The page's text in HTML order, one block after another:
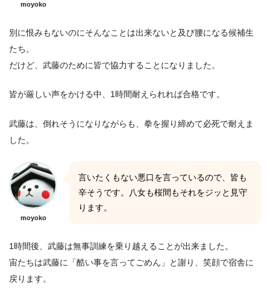
moyoko
別に恨みもないのにそんなことは出来ないと及び腰になる候補生
たち。
だけど、武藤のために皆で協力することになりました。
皆が厳しい声をかける中、1時間耐えられれば合格です。
武藤は、倒れそうになりながらも、拳を握り締めて必死で耐えま
した。
moyoko
言いたくもない悪口を言っているので、皆も
辛そうです。八女も桜間もそれをジッと見守
ります。
1時間後、武藤は無事訓練を乗り越えることが出来ました。
宙たちは武藤に「酷い事を言ってごめん」と謝り、笑顔で宿舎に
戻ります。